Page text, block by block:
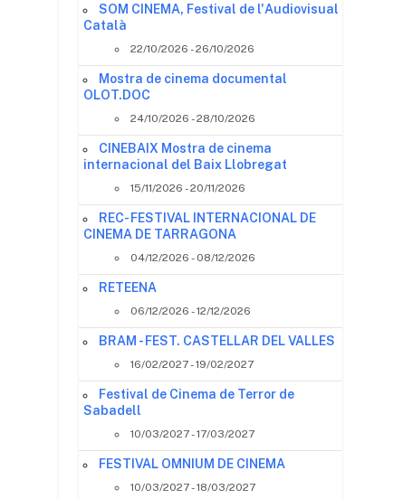
SOM CINEMA, Festival de l'Audiovisual
Català
22/10/2026 - 26/10/2026
Mostra de cinema documental
OLOT.DOC
24/10/2026 - 28/10/2026
CINEBAIX Mostra de cinema
internacional del Baix Llobregat
15/11/2026 - 20/11/2026
REC- FESTIVAL INTERNACIONAL DE
CINEMA DE TARRAGONA
04/12/2026 - 08/12/2026
RETEENA
06/12/2026 - 12/12/2026
BRAM - FEST. CASTELLAR DEL VALLES
16/02/2027 - 19/02/2027
Festival de Cinema de Terror de
Sabadell
10/03/2027 - 17/03/2027
FESTIVAL OMNIUM DE CINEMA
10/03/2027 - 18/03/2027